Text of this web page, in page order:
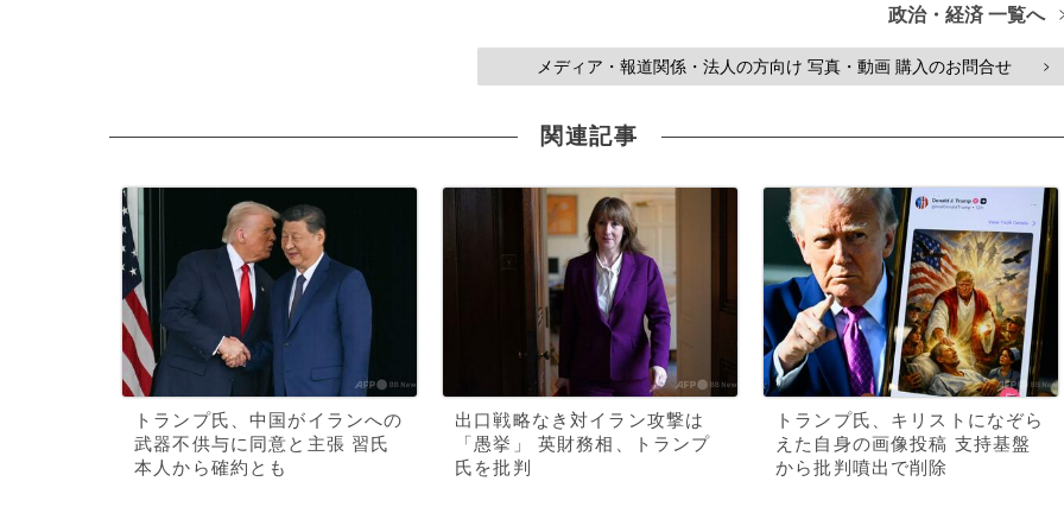
政治・経済 一覧へ
メディア・報道関係・法人の方向け 写真・動画 購入のお問合せ >
関連記事
トランプ氏、中国がイランへの
武器不供与に同意と主張 習氏
本人から確約とも
出口戦略なき対イラン攻撃は
「愚挙」 英財務相、トランプ
氏を批判
トランプ氏、キリストになぞら
えた自身の画像投稿 支持基盤
から批判噴出で削除